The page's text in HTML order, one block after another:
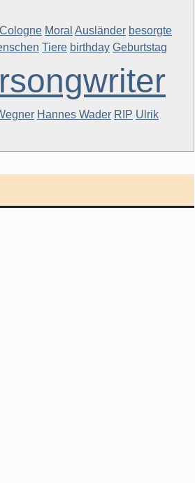
Moral Ausländer besorgte
Tiere birthday Geburtstag
Hannes Wader RIP Ulrik